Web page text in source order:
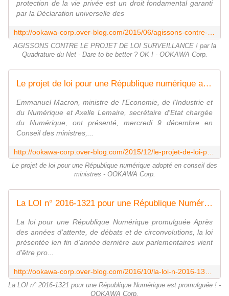
protection de la vie privée est un droit fondamental garanti
par la Déclaration universelle des
AGISSONS CONTRE LE PROJET DE LOI SURVEILLANCE ! par la
Quadrature du Net - Dare to be better ? OK ! - OOKAWA Corp.
Le projet de loi pour une République numérique adopté en conseil des ministres - OOKAWA Corp.
Emmanuel Macron, ministre de l'Economie, de l'Industrie et
du Numérique et Axelle Lemaire, secrétaire d'Etat chargée
du Numérique, ont présenté, mercredi 9 décembre en
Conseil des ministres,...
Le projet de loi pour une République numérique adopté en conseil des
ministres - OOKAWA Corp.
La LOI n° 2016-1321 pour une République Numérique est promulguée ! - OOKAWA Corp.
La loi pour une République Numérique promulguée Après
des années d'attente, de débats et de circonvolutions, la loi
présentée len fin d'année dernière aux parlementaires vient
d'être pro...
La LOI n° 2016-1321 pour une République Numérique est promulguée ! -
OOKAWA Corp.